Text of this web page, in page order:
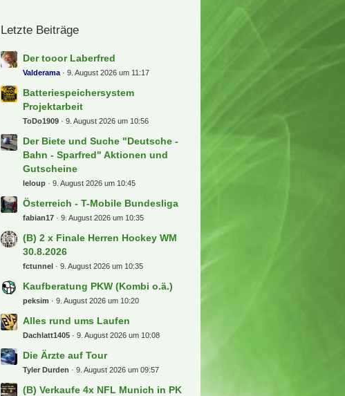
Letzte Beiträge
Der tooor Laberfred
Valderama 9. August 2026 um 11:17
Batteriespeichersystem
Projektarbeit
ToDo1909 9. August 2026 um 10:56
Der Biete und Suche "Deutsche -
Bahn - Sparfred" Aktionen und
Gutscheine
leloup 9. August 2026 um 10:45
Österreich - T-Mobile Bundesliga
fabian17 9. August 2026 um 10:35
(B) 2 x Finale Herren Hockey WM
30.8.2026
fctunnel 9. August 2026 um 10:35
Kaufberatung PKW (Kombi o.ä.)
peksim 9. August 2026 um 10:20
Alles rund ums Laufen
Dachlatt1405 9. August 2026 um 10:08
Die Ärzte auf Tour
Tyler Durden 9. August 2026 um 09:57
(B) Verkaufe 4x NFL Munich in PK